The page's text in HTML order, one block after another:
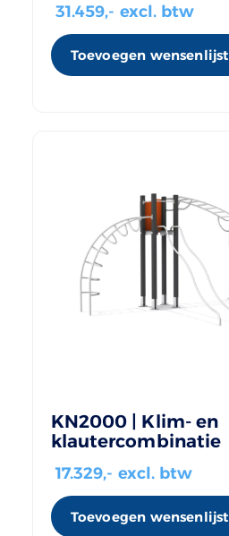
31.459,- excl. btw
Toevoegen wensenlijst
KN2000 | Klim- en
klautercombinatie
17.329,- excl. btw
Toevoegen wensenlijst